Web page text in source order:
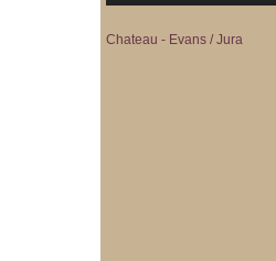
Chateau - Evans / Jura